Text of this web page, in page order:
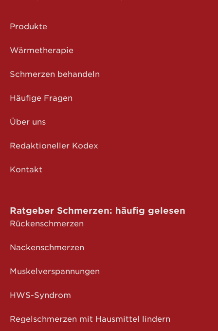
Produkte
Wärmetherapie
Schmerzen behandeln
Häufige Fragen
Über uns
Redaktioneller Kodex
Kontakt
Ratgeber Schmerzen: häufig gelesen
Rückenschmerzen
Nackenschmerzen
Muskelverspannungen
HWS-Syndrom
Regelschmerzen mit Hausmittel lindern